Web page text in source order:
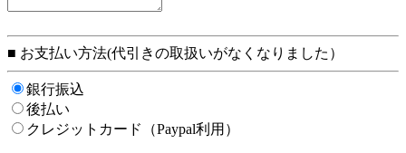
■ お支払い方法(代引きの取扱いがなくなりました）
銀行振込
後払い
クレジットカード（Paypal利用）